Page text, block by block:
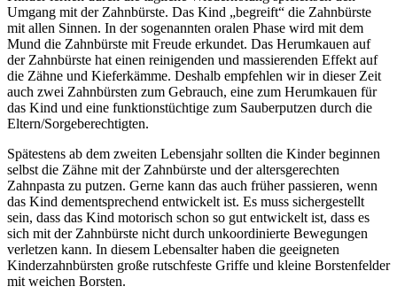
Umgang mit der Zahnbürste. Das Kind „begreift“ die Zahnbürste
mit allen Sinnen. In der sogenannten oralen Phase wird mit dem
Mund die Zahnbürste mit Freude erkundet. Das Herumkauen auf
der Zahnbürste hat einen reinigenden und massierenden Effekt auf
die Zähne und Kieferkämme. Deshalb empfehlen wir in dieser Zeit
auch zwei Zahnbürsten zum Gebrauch, eine zum Herumkauen für
das Kind und eine funktionstüchtige zum Sauberputzen durch die
Eltern/Sorgeberechtigten.
Spätestens ab dem zweiten Lebensjahr sollten die Kinder beginnen
selbst die Zähne mit der Zahnbürste und der altersgerechten
Zahnpasta zu putzen. Gerne kann das auch früher passieren, wenn
das Kind dementsprechend entwickelt ist. Es muss sichergestellt
sein, dass das Kind motorisch schon so gut entwickelt ist, dass es
sich mit der Zahnbürste nicht durch unkoordinierte Bewegungen
verletzen kann. In diesem Lebensalter haben die geeigneten
Kinderzahnbürsten große rutschfeste Griffe und kleine Borstenfelder
mit weichen Borsten.